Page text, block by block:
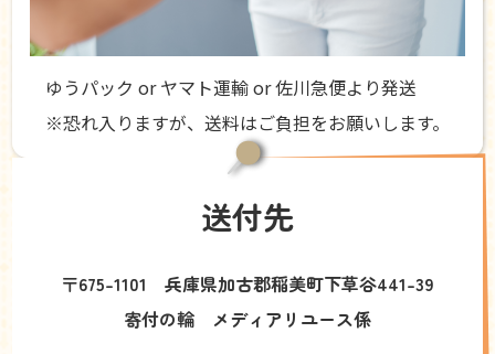
ゆうパック or ヤマト運輸 or 佐川急便より発送
※恐れ入りますが、送料はご負担をお願いします。
送付先
〒675-1101 兵庫県加古郡稲美町下草谷441-39
寄付の輪 メディアリユース係